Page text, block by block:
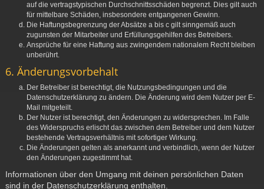
auf die vertragstypischen Durchschnittsschäden begrenzt. Dies gilt auch
für mittelbare Schäden, insbesondere entgangenen Gewinn.
Die Haftungsbegrenzung der Absätze a bis c gilt sinngemäß auch
zugunsten der Mitarbeiter und Erfüllungsgehilfen des Betreibers.
Ansprüche für eine Haftung aus zwingendem nationalem Recht bleiben
unberührt.
6. Änderungsvorbehalt
Der Betreiber ist berechtigt, die Nutzungsbedingungen und die
Datenschutzerklärung zu ändern. Die Änderung wird dem Nutzer per E-
Mail mitgeteilt.
Der Nutzer ist berechtigt, den Änderungen zu widersprechen. Im Falle
des Widerspruchs erlischt das zwischen dem Betreiber und dem Nutzer
bestehende Vertragsverhältnis mit sofortiger Wirkung.
Die Änderungen gelten als anerkannt und verbindlich, wenn der Nutzer
den Änderungen zugestimmt hat.
Informationen über den Umgang mit deinen persönlichen Daten
sind in der Datenschutzerklärung enthalten.